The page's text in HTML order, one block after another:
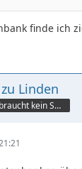
finde ich
Linden
Hat und braucht kein Smartphone!